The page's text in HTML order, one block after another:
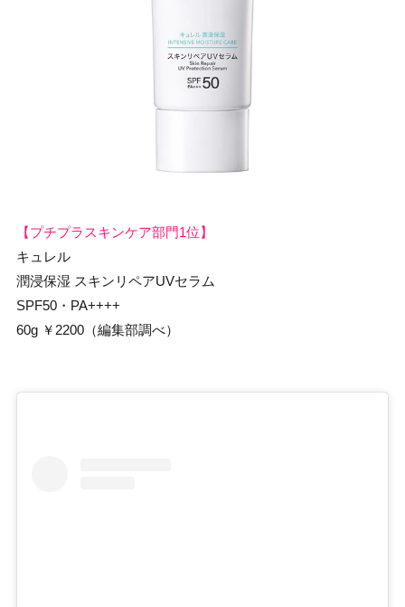
【プチプラスキンケア部門1位】
キュレル
潤浸保湿 スキンリペアUVセラム
SPF50・PA++++
60g ￥2200（編集部調べ）